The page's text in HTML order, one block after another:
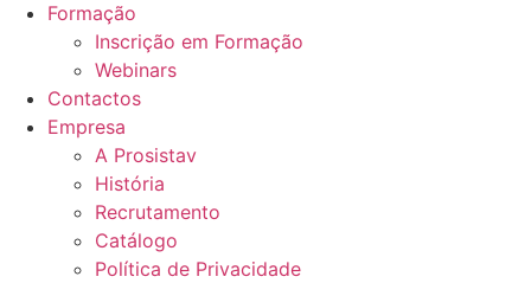
Formação
Inscrição em Formação
Webinars
Contactos
Empresa
A Prosistav
História
Recrutamento
Catálogo
Política de Privacidade